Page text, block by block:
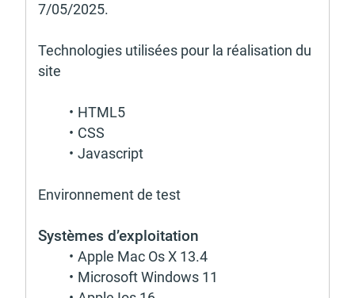
7/05/2025.
Tech­no­lo­gies utili­sées pour la réali­sa­tion du
site
HTML5
CSS
Javas­cript
Envi­ron­ne­ment de test
Systèmes d’ex­ploi­ta­tion
Apple Mac Os X 13.4
Micro­soft Windows 11